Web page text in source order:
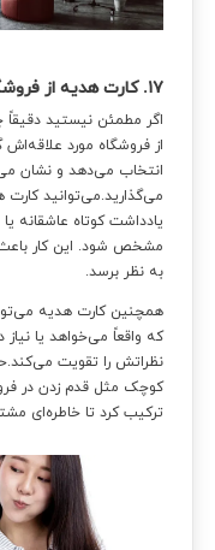
۱۷. کارت هدیه از فروشگاه مورد علاقه
اگر مطمئن نیستید
از فروشگاه مورد
انتخاب می‌دهد و نشان
می‌گذارید.می‌توانید کارت
یادداشت کوتاه عاشقانه
مشخص شود. این کار
به نظر برسد.
همچنین کارت هدیه
که واقعاً می‌خواهد یا
نظراتش را تقویت
کوچک مثل قدم زدن در
ترکیب کرد تا خاطره‌ای